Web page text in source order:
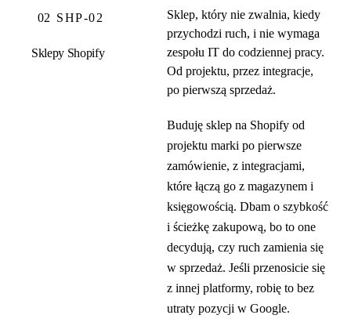
02 SHP-02
Sklepy Shopify
Sklep, który nie zwalnia, kiedy
przychodzi ruch, i nie wymaga
zespołu IT do codziennej pracy.
Od projektu, przez integracje,
po pierwszą sprzedaż.
Buduję sklep na Shopify od
projektu marki po pierwsze
zamówienie, z integracjami,
które łączą go z magazynem i
księgowością. Dbam o szybkość
i ścieżkę zakupową, bo to one
decydują, czy ruch zamienia się
w sprzedaż. Jeśli przenosicie się
z innej platformy, robię to bez
utraty pozycji w Google.